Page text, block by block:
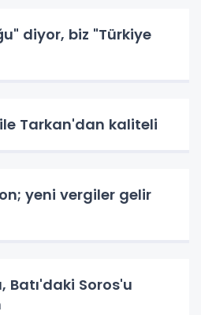
diyor, biz "Türkiye
Tarkan'dan kaliteli
yeni vergiler gelir
Batı'daki Soros'u